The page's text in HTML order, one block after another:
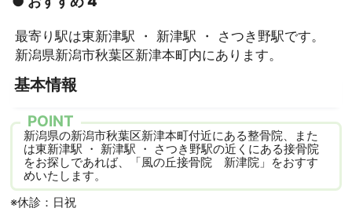
最寄り駅は東新津駅 ・ 新津駅 ・ さつき野駅です。
新潟県新潟市秋葉区新津本町内にあります。
基本情報
POINT
新潟県の新潟市秋葉区新津本町付近にある整骨院、また
は東新津駅 ・ 新津駅 ・ さつき野駅の近くにある接骨院
をお探しであれば、「風の丘接骨院 新津院」をおすす
めいたします。
※休診：日祝